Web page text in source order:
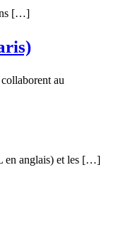
[…]
au
en anglais) et les […]